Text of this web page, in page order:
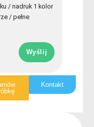
/ nadruk 1 kolor
/ pełne
Wyślij
Kontakt